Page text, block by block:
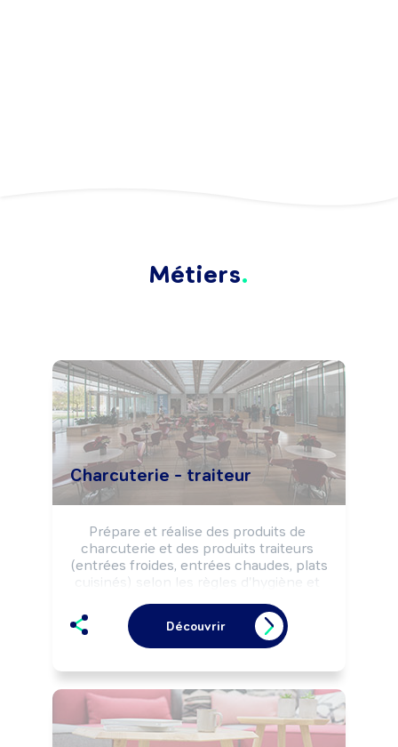
Métiers
Charcuterie - traiteur
Prépare et réalise des produits de
charcuterie et des produits traiteurs
(entrées froides, entrées chaudes, plats
cuisinés) selon les règles d'hygiène et
Peut effectuer la vente de produits de
charcuterie et de produits traiteurs.
Peut gérer un commerce de détail
charcuterie, ...).
Découvrir